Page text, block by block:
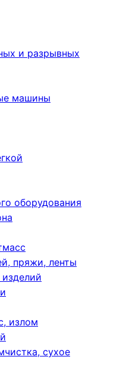
и разрывных
машины
оборудования
пряжи, ленты
излом
сухое